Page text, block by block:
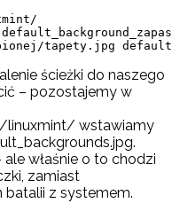
tapety.jpg
ścieżki do naszego
– pozostajemy w
linuxmint/ wstawiamy
właśnie o to chodzi
zamiast
z systemem.